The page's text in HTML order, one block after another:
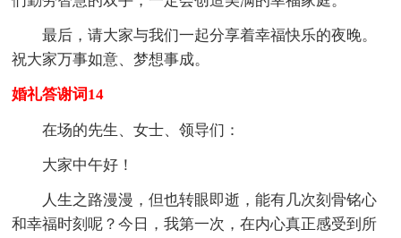
最后，请大家与我们一起分享着幸福快乐的夜晚。
祝大家万事如意、梦想事成。
婚礼答谢词14
在场的先生、女士、领导们：
大家中午好！
人生之路漫漫，但也转眼即逝，能有几次刻骨铭心
和幸福时刻呢？今日，我第一次，在内心真正感受到所